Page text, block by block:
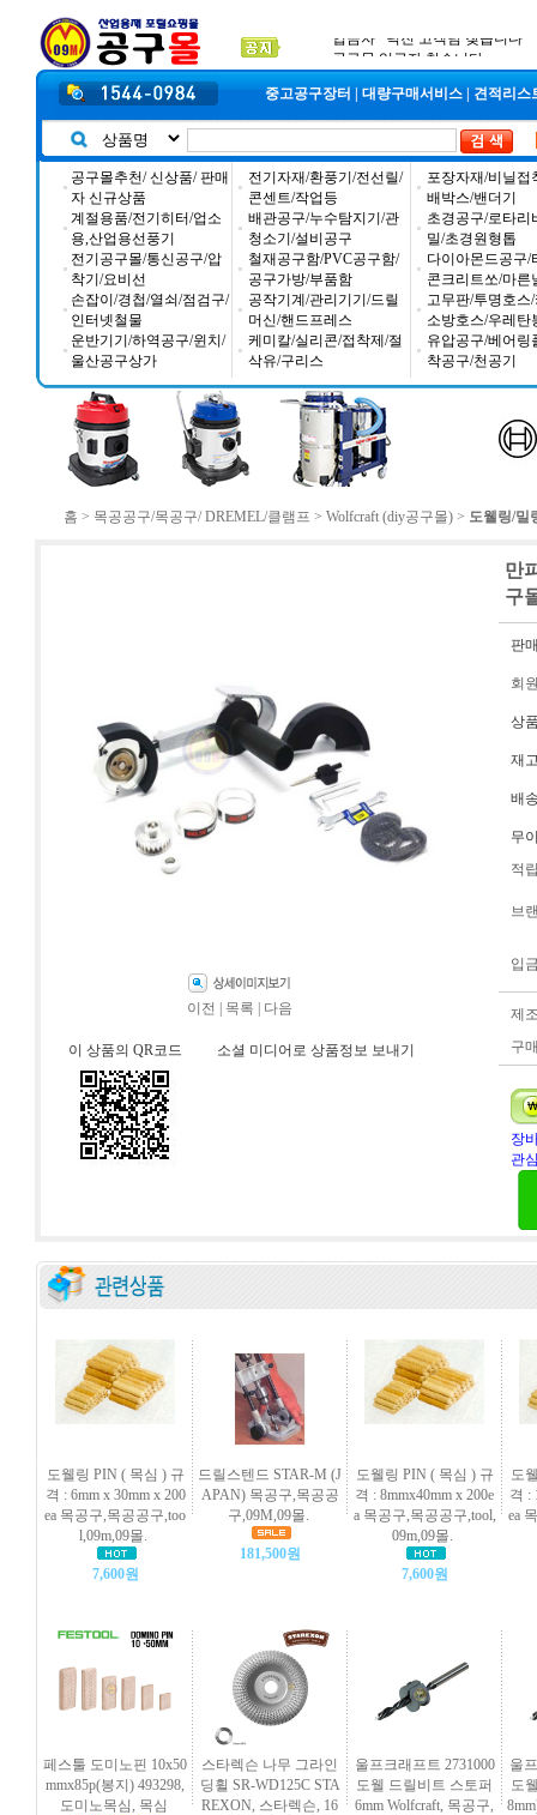
입금자 *덕진 고객님 찾습니다
중고공구장터 대량구매서비스 견적리스
공구몰추천/ 신상품/ 판매
자 신규상품
계절용품/전기히터/업소
용,산업용선풍기
전기공구몰/통신공구/압
착기/요비선
손잡이/경첩/열쇠/점검구/
인터넷철물
운반기기/하역공구/윈치/
울산공구상가
전기자재/환풍기/전선릴/
콘센트/작업등
배관공구/누수탐지기/관
청소기/설비공구
철재공구함/PVC공구함/
공구가방/부품함
공작기계/관리기기/드릴
머신/핸드프레스
케미칼/실리콘/접착제/절
삭유/구리스
포장자재/비닐접
배박스/밴더기
초경공구/로타리
밀/초경원형톱
다이아몬드공구/
콘크리트쏘/마른
고무판/투명호스
소방호스/우레탄
유압공구/베어링
착공구/천공기
홈 > 목공공구/목공구/ DREMEL/클램프 > Wolfcraft (diy공구몰) > 도웰링/밀
이전 목록 다음
이 상품의 QR코드 소셜 미디어로 상품정보 보내기
만
구
판
회
상
재
배
무
적
브
입
제
구
장
관
도웰링 PIN ( 목심 ) 규
격 : 6mm x 30mm x 200
ea 목공구,목공공구,too
l,09m,09몰.
7,600원
드릴스텐드 STAR-M (J
APAN) 목공구,목공공
구,09M,09몰.
181,500원
도웰링 PIN ( 목심 ) 규
격 : 8mmx40mm x 200e
a 목공구,목공공구,tool,
09m,09몰.
7,600원
도
격 :
ea
페스툴 도미노핀 10x50
mmx85p(봉지) 493298,
도미노목심, 목심
스타렉슨 나무 그라인
딩휠 SR-WD125C STA
REXON, 스타렉슨, 16
울프크래프트 2731000
도웰 드릴비트 스토퍼
6mm Wolfcraft, 목공구,
울
도